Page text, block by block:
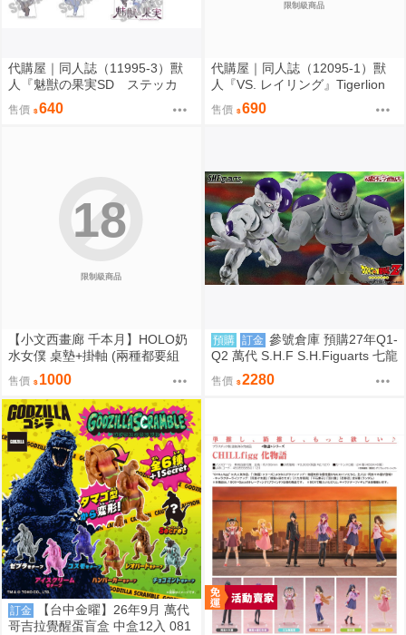
代購屋｜同人誌（11995-3）獸
人『魅獣の果実SD ステッカ
ー』KEYAKI Hobby rig-pa2026
KEYAKI Hobby
售價 640
限制級商品
代購屋｜同人誌（12095-1）獸
人『VS. レイリング』Tigerlion
Moikana GRRRCOMICS-TG
售價 690
限制級商品
18
【小文西畫廊 千本月】HOLO奶
水女僕 桌墊+掛軸 (兩種都要組
合) 桌墊 滑鼠墊 70*40 掛軸 50*7
0 R18【FF47場前預購】{宅即
門}
售價 1000
預購 訂金 參號倉庫 預購27年Q1-
Q2 萬代 S.H.F S.H.Figuarts 七龍
珠 FULL POWER 弗力札 戰損版
售價 2280
訂金
【台中金曜】26年9月 萬代
哥吉拉覺醒蛋盲盒 中盒12入 081